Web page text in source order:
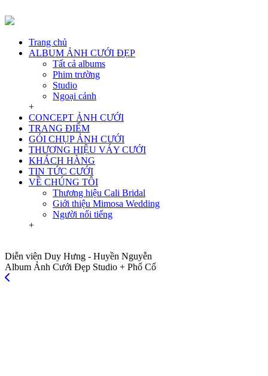
Trang chủ
ALBUM ẢNH CƯỚI ĐẸP
Tất cả albums
Phim trường
Studio
Ngoại cảnh
+
CONCEPT ẢNH CƯỚI
TRANG ĐIỂM
GÓI CHỤP ẢNH CƯỚI
THƯƠNG HIỆU VÁY CƯỚI
KHÁCH HÀNG
TIN TỨC CƯỚI
VỀ CHÚNG TÔI
Thương hiệu Cali Bridal
Giới thiệu Mimosa Wedding
Người nổi tiếng
+
Diễn viên Duy Hưng - Huyền Nguyễn
Album Ảnh Cưới Đẹp Studio + Phố Cổ